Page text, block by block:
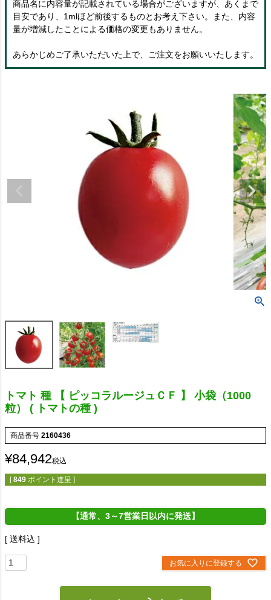
商品名に内容量が記載されている場合がございますが、あくまで
目安であり、1mlほど前後するものとお考え下さい。また、内容
量が増減したことによる価格の変更もありません。
あらかじめご了承いただいた上で、ご注文をお願いいたします。
トマト 種 【 ピッコラルージュＣＦ 】 小袋（1000
粒） ( トマトの種 )
商品番号 2160436
¥84,942税込
[ 849 ポイント進呈 ]
【通常、3～7営業日以内に発送】
送料込
お気に入りに登録する